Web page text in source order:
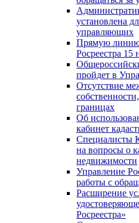
установлена
управляющих
Прямую линию
Росреестра 15
пройдет в
Отсутствие
границах
Об
кабинет
Специалисты
на вопросы о
недвижимости
Управление
работы с
Расширение
Росреестра»